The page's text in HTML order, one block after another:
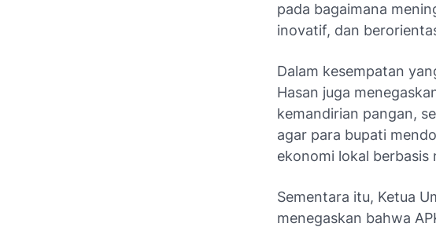
pada bagaimana
inovatif, dan
Dalam kesempatan
Hasan juga
kemandirian pangan,
agar para bupati
ekonomi lokal berbasis
Sementara itu, Ketua
menegaskan bahwa